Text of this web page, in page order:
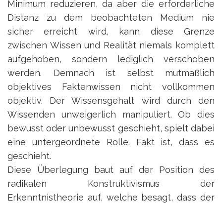
Minimum reduzieren, da aber die erforderliche
Distanz zu dem beobachteten Medium nie
sicher erreicht wird, kann diese Grenze
zwischen Wissen und Realität niemals komplett
aufgehoben, sondern lediglich verschoben
werden. Demnach ist selbst mutmaßlich
objektives Faktenwissen nicht vollkommen
objektiv. Der Wissensgehalt wird durch den
Wissenden unweigerlich manipuliert. Ob dies
bewusst oder unbewusst geschieht, spielt dabei
eine untergeordnete Rolle. Fakt ist, dass es
geschieht.
Diese Überlegung baut auf der Position des
radikalen Konstruktivismus der
Erkenntnistheorie auf, welche besagt, dass der